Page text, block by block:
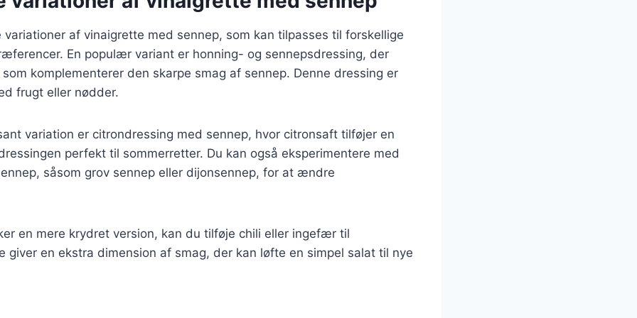
variationer af vinaigrette med sennep, som kan tilpasses til forskellige
En populær variant er honning- og sennepsdressing, der
komplementerer den skarpe smag af sennep. Denne dressing er
frugt eller nødder.
variation er citrondressing med sennep, hvor citronsaft tilføjer en
perfekt til sommerretter. Du kan også eksperimentere med
såsom grov sennep eller dijonsennep, for at ændre
en mere krydret version, kan du tilføje chili eller ingefær til
giver en ekstra dimension af smag, der kan løfte en simpel salat til nye